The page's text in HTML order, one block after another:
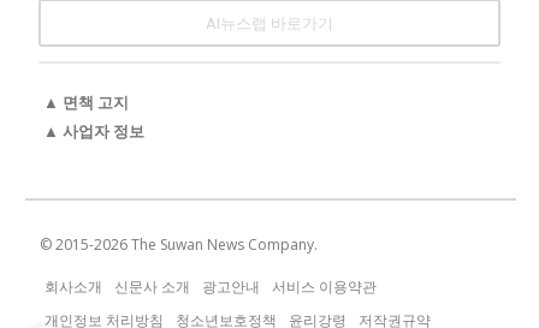
AI뉴스랩 바로가기
▲ 면책 고지
▲ 사업자 정보
© 2015-2026The Suwan News Company.
회사소개 신문사 소개 광고안내
서비스 이용약관
개인정보 처리방침
청소년보호정책 윤리강령 저작권규약